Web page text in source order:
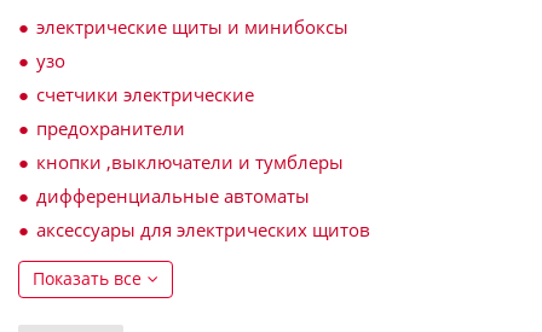
электрические щиты и минибоксы
узо
счетчики электрические
предохранители
кнопки ,выключатели и тумблеры
дифференциальные автоматы
аксессуары для электрических щитов
Показать все